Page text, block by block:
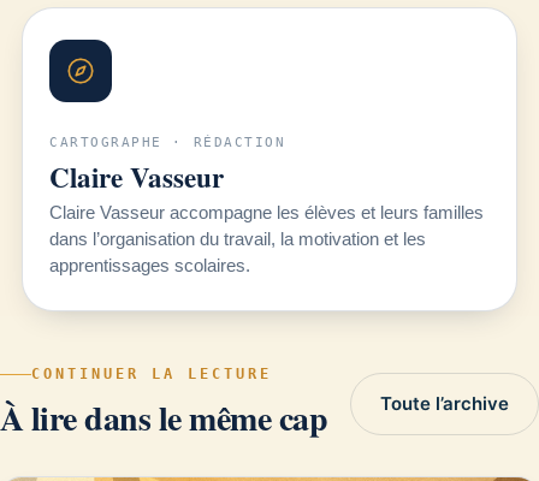
CARTOGRAPHE · RÉDACTION
Claire Vasseur
Claire Vasseur accompagne les élèves et leurs familles
dans l’organisation du travail, la motivation et les
apprentissages scolaires.
CONTINUER LA LECTURE
À lire dans le même cap Toute l’archive